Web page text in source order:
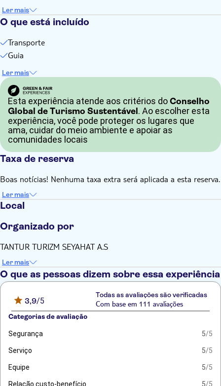
Ler mais
O que está incluído
Transporte
Guia
Ler mais
Esta experiência atende aos critérios do Conselho
Global de Turismo Sustentável . Ao escolher esta
experiência, você pode proteger os lugares que
ama, cuidar do meio ambiente e apoiar as
comunidades locais
Taxa de reserva
Boas notícias! Nenhuma taxa extra será aplicada a esta reserva.
Ler mais
Local
Organizado por
TANTUR TURIZM SEYAHAT A.S
Ler mais
O que as pessoas dizem sobre essa experiência
3,9/5
Todas as avaliações são verificadas
Com base em 111 avaliações
Categorias de avaliação
Segurança 5/5
Serviço 5/5
Equipe 5/5
Relação custo-benefício 5/5